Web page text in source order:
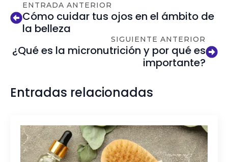
ENTRADA ANTERIOR
Cómo cuidar tus ojos en el ámbito de
la belleza
SIGUIENTE ANTERIOR
¿Qué es la micronutrición y por qué es
importante?
Entradas relacionadas